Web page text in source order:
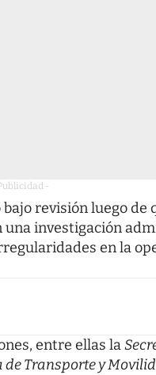
-
revisión luego de
una investigación
en la
entre ellas la
de Transporte y